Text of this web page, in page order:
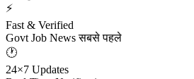
⚡
Fast & Verified
Govt Job News सबसे पहले
🕐
24×7 Updates